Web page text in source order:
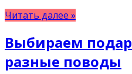
Читать далее »
Выбираем
разные поводы